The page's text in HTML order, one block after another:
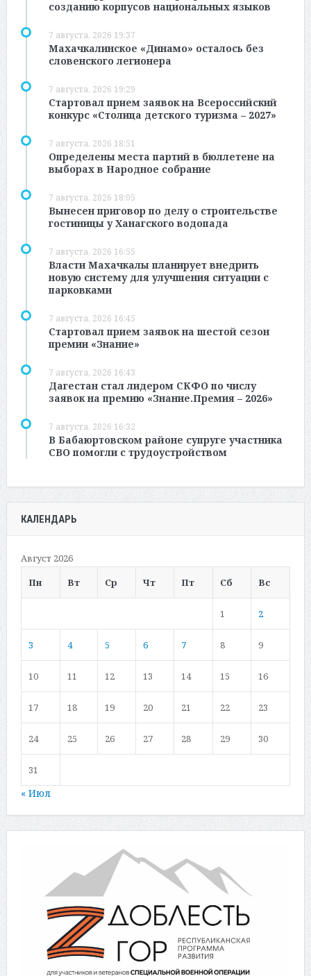
созданию корпусов национальных языков
7 августа, 2026 19:37
Махачкалинское «Динамо» осталось без
словенского легионера
7 августа, 2026 19:29
Стартовал прием заявок на Всероссийский
конкурс «Столица детского туризма – 2027»
7 августа, 2026 18:51
Определены места партий в бюллетене на
выборах в Народное собрание
7 августа, 2026 18:05
Вынесен приговор по делу о строительстве
гостиницы у Ханагского водопада
7 августа, 2026 16:55
Власти Махачкалы планирует внедрить
новую систему для улучшения ситуации с
парковками
7 августа, 2026 16:45
Стартовал прием заявок на шестой сезон
премии «Знание»
7 августа, 2026 16:43
Дагестан стал лидером СКФО по числу
заявок на премию «Знание.Премия – 2026»
7 августа, 2026 16:32
В Бабаюртовском районе супруге участника
СВО помогли с трудоустройством
КАЛЕНДАРЬ
Август 2026
Пн
Вт Ср Чт Пт Сб Вс
1 2
3 4 5 6 7 8 9
10 11 12 13 14 15 16
17 18 19 20 21 22 23
24 25 26 27 28 29 30
31
« Июл